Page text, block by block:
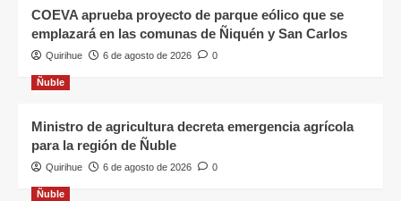
COEVA aprueba proyecto de parque eólico que se
emplazará en las comunas de Ñiquén y San Carlos
Quirihue 6 de agosto de 2026 0
Ñuble
Ministro de agricultura decreta emergencia agrícola
para la región de Ñuble
Quirihue 6 de agosto de 2026 0
Ñuble